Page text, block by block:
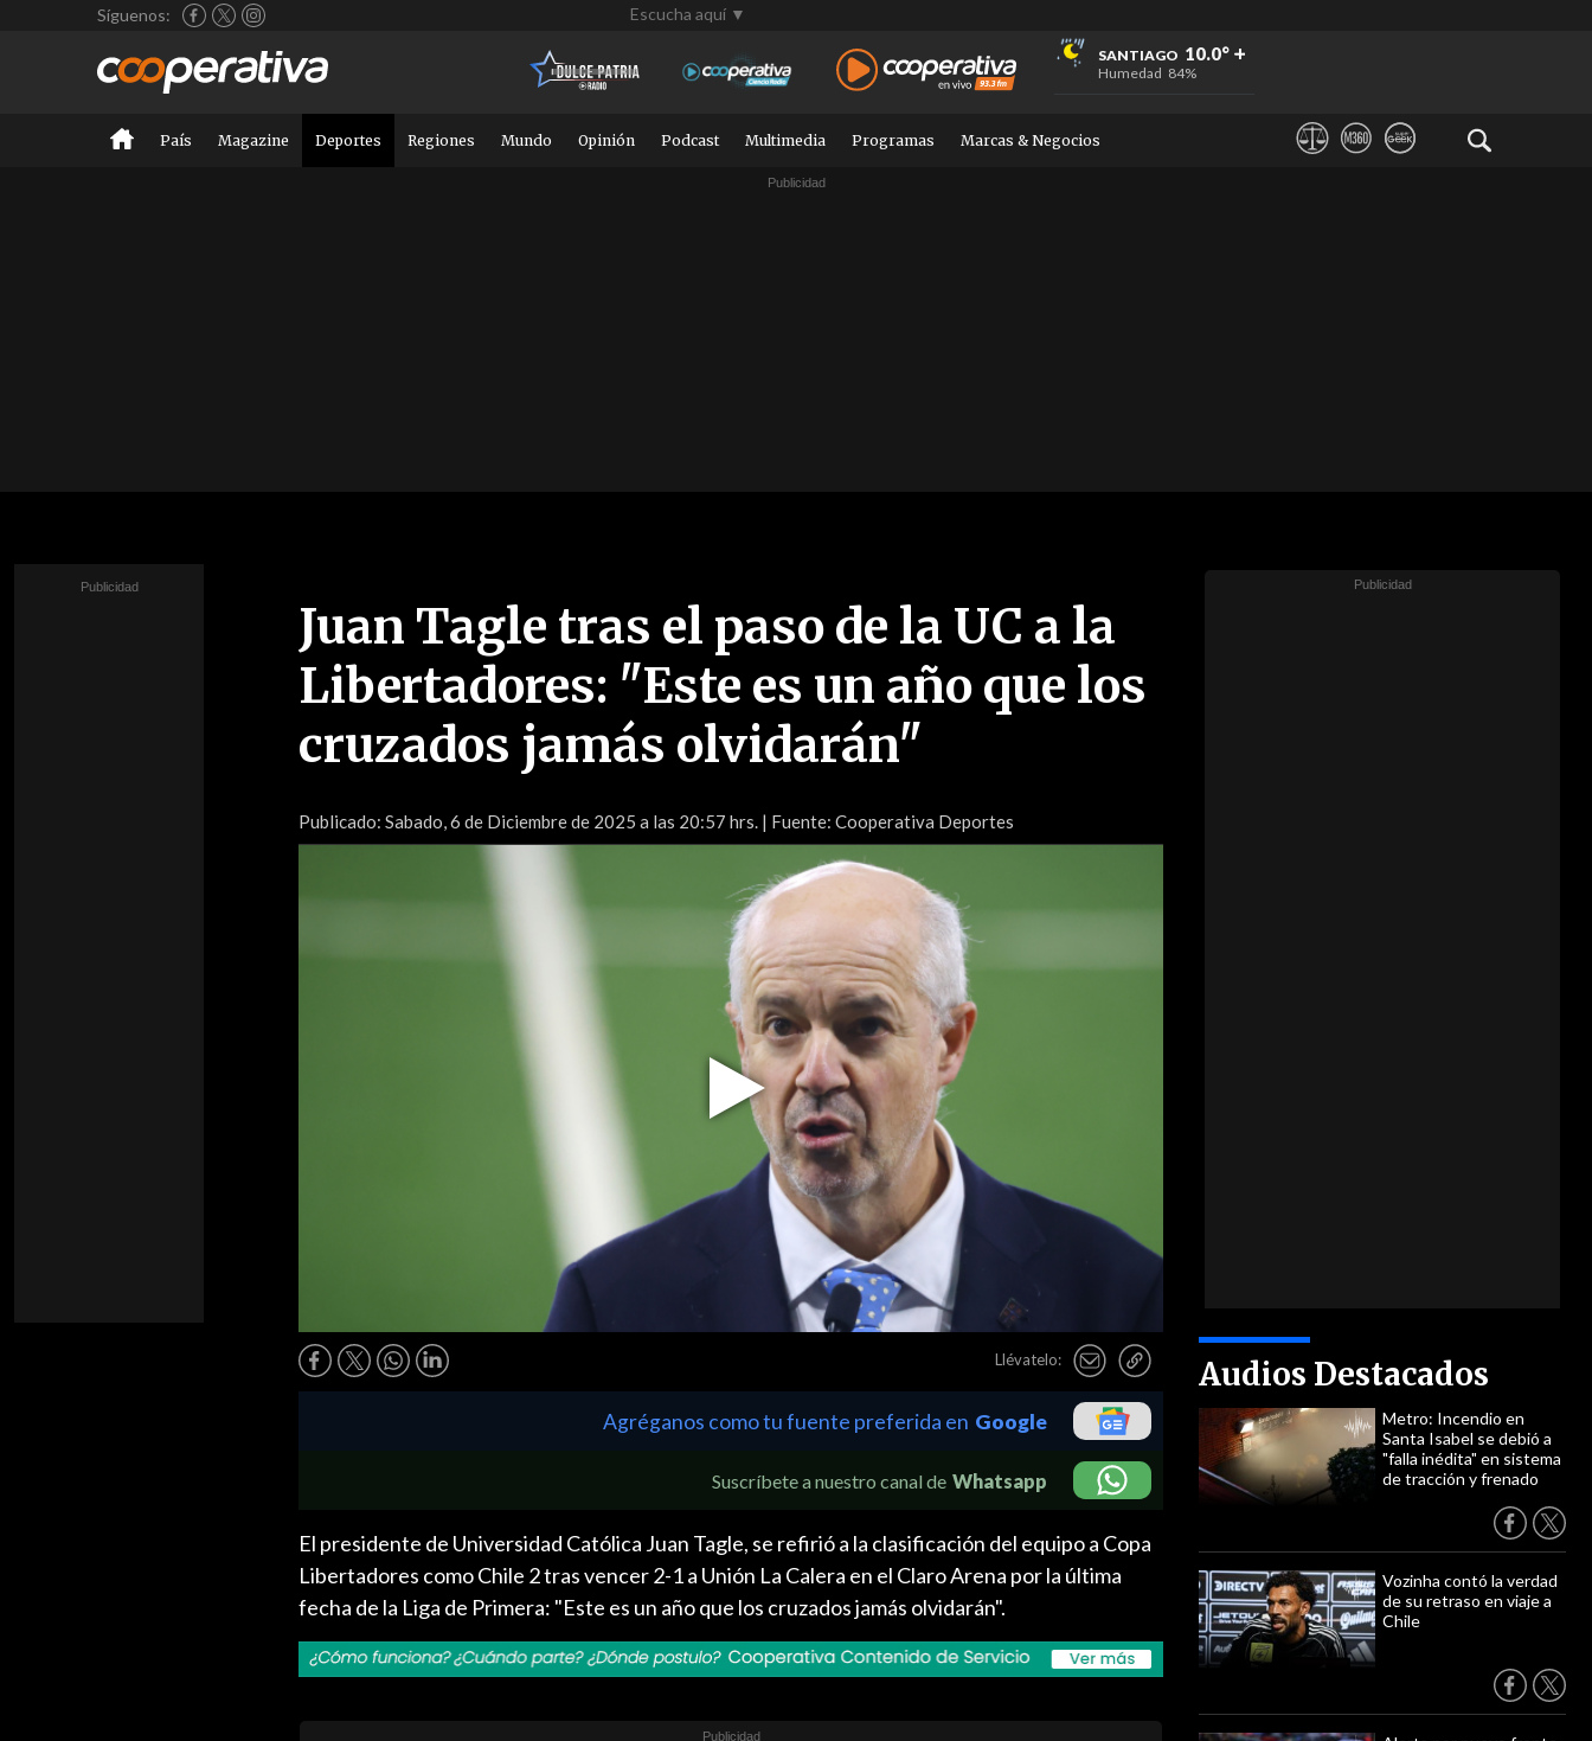
Síguenos: Escucha aquí ▼
SANTIAGO 10.0°
Humedad 84%
+
+
+
País Magazine Deportes Regiones Mundo Opinión Podcast Multimedia Programas Marcas & Negocios
Juan Tagle tras el paso de la UC a la
Libertadores: "Este es un año que los
cruzados jamás olvidarán"
Publicado: Sabado, 6 de Diciembre de 2025 a las 20:57 hrs. | Fuente: Cooperativa Deportes
Video
Llévatelo: Audios Destacados
Metro: Incendio en
Santa Isabel se debió a
"falla inédita" en sistema
de tracción y frenado
Vozinha contó la verdad
de su retraso en viaje a
Chile
Agréganos como tu fuente preferida en Google
Suscríbete a nuestro canal de Whatsapp
El presidente de Universidad Católica Juan Tagle, se refirió a la clasificación del equipo a Copa
Libertadores como Chile 2 tras vencer 2-1 a Unión La Calera en el Claro Arena por la última
fecha de la Liga de Primera: "Este es un año que los cruzados jamás olvidarán".